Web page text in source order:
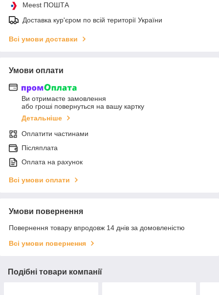
Meest ПОШТА
Доставка кур'єром по всій території України
Всі умови доставки
Умови оплати
Ви отримаєте замовлення
або гроші повернуться на вашу картку
Детальніше
Оплатити частинами
Післяплата
Оплата на рахунок
Всі умови оплати
Умови повернення
Повернення товару впродовж 14 днів за домовленістю
Всі умови повернення
Подібні товари компанії